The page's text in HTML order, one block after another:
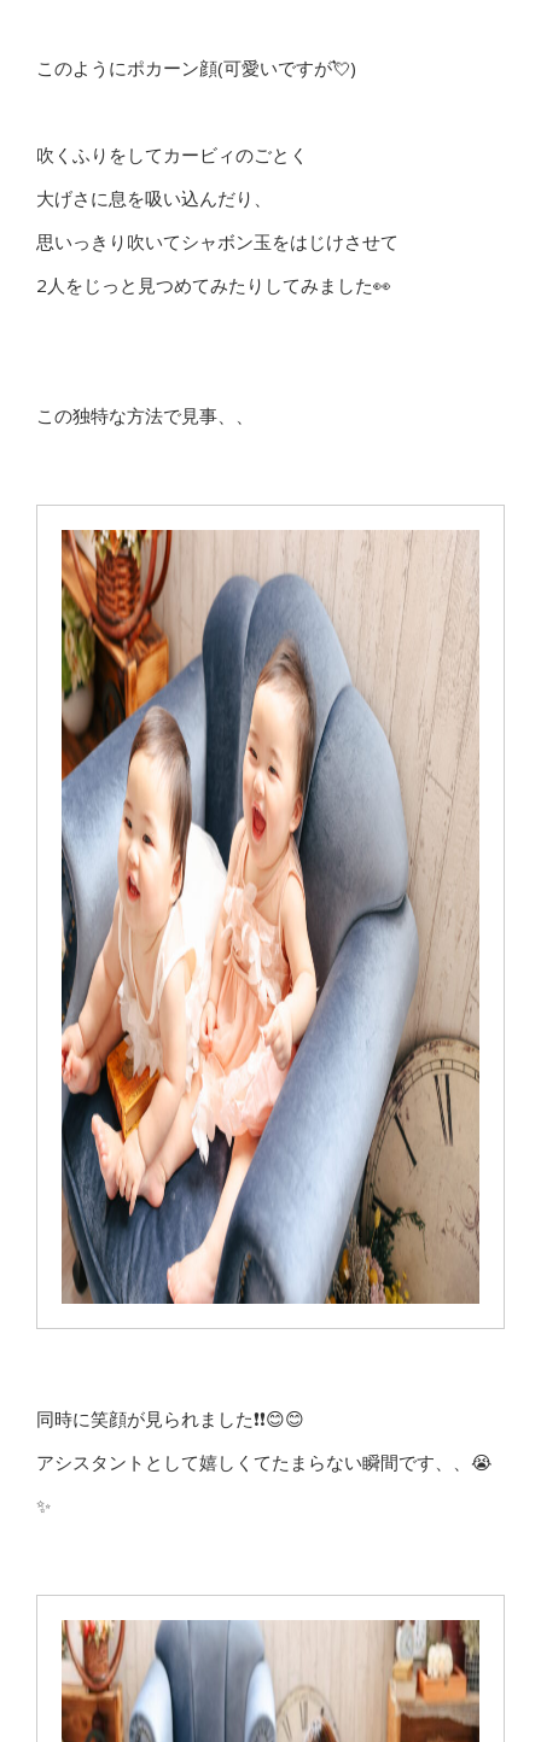
このようにポカーン顔(可愛いですが💘)
吹くふりをしてカービィのごとく
大げさに息を吸い込んだり、
思いっきり吹いてシャボン玉をはじけさせて
2人をじっと見つめてみたりしてみました👀
この独特な方法で見事、、
同時に笑顔が見られました❗️❗️😊😊
アシスタントとして嬉しくてたまらない瞬間です、、😭
✨